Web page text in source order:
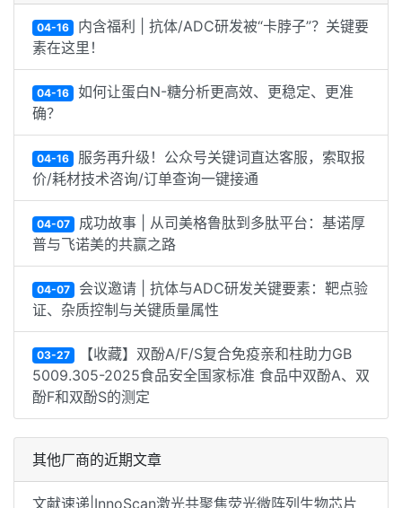
04-16 内含福利 | 抗体/ADC研发被“卡脖子”？关键要
素在这里！
04-16 如何让蛋白N-糖分析更高效、更稳定、更准
确？
04-16 服务再升级！公众号关键词直达客服，索取报
价/耗材技术咨询/订单查询一键接通
04-07 成功故事 | 从司美格鲁肽到多肽平台：基诺厚
普与飞诺美的共赢之路
04-07 会议邀请 | 抗体与ADC研发关键要素：靶点验
证、杂质控制与关键质量属性
03-27 【收藏】双酚A/F/S复合免疫亲和柱助力GB
5009.305-2025食品安全国家标准 食品中双酚A、双
酚F和双酚S的测定
其他厂商的近期文章
文献速递|InnoScan激光共聚焦荧光微阵列生物芯片